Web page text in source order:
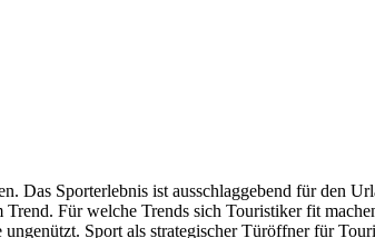
Das Sporterlebnis ist ausschlaggebend für den
Für welche Trends sich Touristiker fit
Sport als strategischer Türöffner für